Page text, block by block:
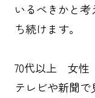
いるべきかと
ち続けます。
70代以上 女性
テレビや新聞